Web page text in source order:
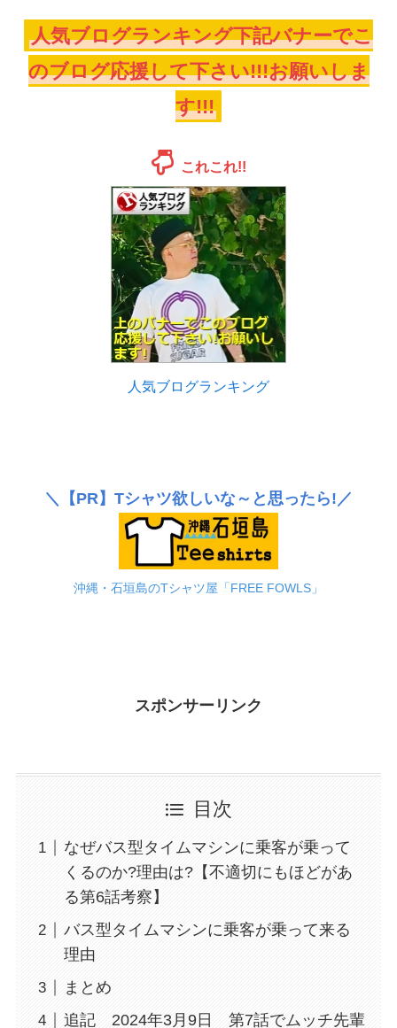
人気ブログランキング下記バナーでこ
のブログ応援して下さい!!!お願いしま
す!!!
これこれ!!
人気ブログランキング
＼ 【PR】 Tシャツ欲しいな～と思ったら!／
沖縄・石垣島のTシャツ屋「FREE FOWLS」
スポンサーリンク
目次
なぜバス型タイムマシンに乗客が乗って
くるのか?理由は?【不適切にもほどがあ
る第6話考察】
バス型タイムマシンに乗客が乗って来る
理由
まとめ
追記 2024年3月9日 第7話でムッチ先輩